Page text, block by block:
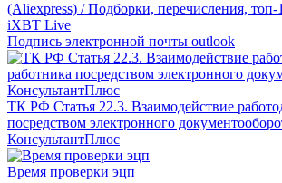
Подпись электронной почты outlook
ТК РФ Статья 22.3. Взаимодействие
посредством электронного
КонсультантПлюс
Время проверки эцп